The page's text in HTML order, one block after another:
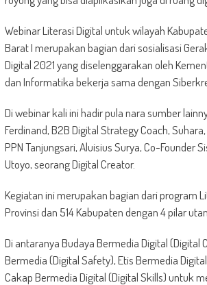
Webinar Literasi Digital untuk wilayah
Barat I merupakan bagian dari sosialisasi
Digital 2021 yang diselenggarakan oleh
dan Informatika bekerja sama dengan
Di webinar kali ini hadir pula nara sumber
Ferdinand, B2B Digital Strategy Coach, Suhara,
PPN Tanjungsari, Aluisius Surya, Co-Founder
Utoyo, seorang Digital Creator.
Kegiatan ini merupakan bagian dari program
Provinsi dan 514 Kabupaten dengan 4 pilar
Di antaranya Budaya Bermedia Digital (Digital
Bermedia (Digital Safety), Etis Bermedia
Cakap Bermedia Digital (Digital Skills) untuk